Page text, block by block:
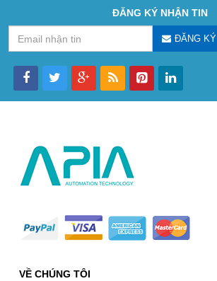
ĐĂNG KÝ NHẬN TIN
ĐĂNG KÝ
VỀ CHÚNG TÔI